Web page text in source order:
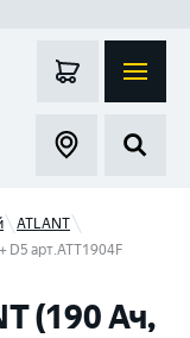
ATLANT
D5 арт.ATT1904F
(190 Ач,